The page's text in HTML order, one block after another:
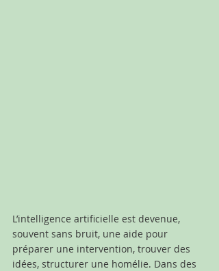
L’intelligence artificielle est devenue,
souvent sans bruit, une aide pour
préparer une intervention, trouver des
idées, structurer une homélie. Dans des